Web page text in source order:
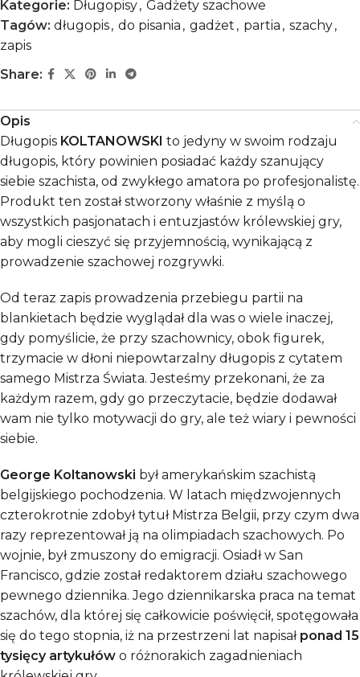
Kategorie: Długopisy, Gadżety szachowe
Tagów: długopis, do pisania , gadżet , partia , szachy,
zapis
Share:
Opis
Długopis KOLTANOWSKI to jedyny w swoim rodzaju
długopis, który powinien posiadać każdy szanujący
siebie szachista, od zwykłego amatora po profesjonalistę.
Produkt ten został stworzony właśnie z myślą o
wszystkich pasjonatach i entuzjastów królewskiej gry,
aby mogli cieszyć się przyjemnością, wynikającą z
prowadzenie szachowej rozgrywki.
Od teraz zapis prowadzenia przebiegu partii na
blankietach będzie wyglądał dla was o wiele inaczej,
gdy pomyślicie, że przy szachownicy, obok figurek,
trzymacie w dłoni niepowtarzalny długopis z cytatem
samego Mistrza Świata. Jesteśmy przekonani, że za
każdym razem, gdy go przeczytacie, będzie dodawał
wam nie tylko motywacji do gry, ale też wiary i pewności
siebie.
George Koltanowski był amerykańskim szachistą
belgijskiego pochodzenia. W latach międzwojennych
czterokrotnie zdobył tytuł Mistrza Belgii, przy czym dwa
razy reprezentował ją na olimpiadach szachowych. Po
wojnie, był zmuszony do emigracji. Osiadł w San
Francisco, gdzie został redaktorem działu szachowego
pewnego dziennika. Jego dziennikarska praca na temat
szachów, dla której się całkowicie poświęcił, spotęgowała
się do tego stopnia, iż na przestrzeni lat napisał ponad 15
tysięcy artykułów o różnorakich zagadnieniach